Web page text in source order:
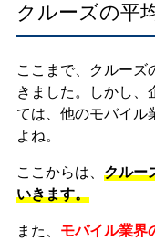
クルーズの平
ここまで、クルーズ
きました。しかし、
ては、他のモバイル
よね。
ここからは、 クルー
いきます。
また、 モバイル業界